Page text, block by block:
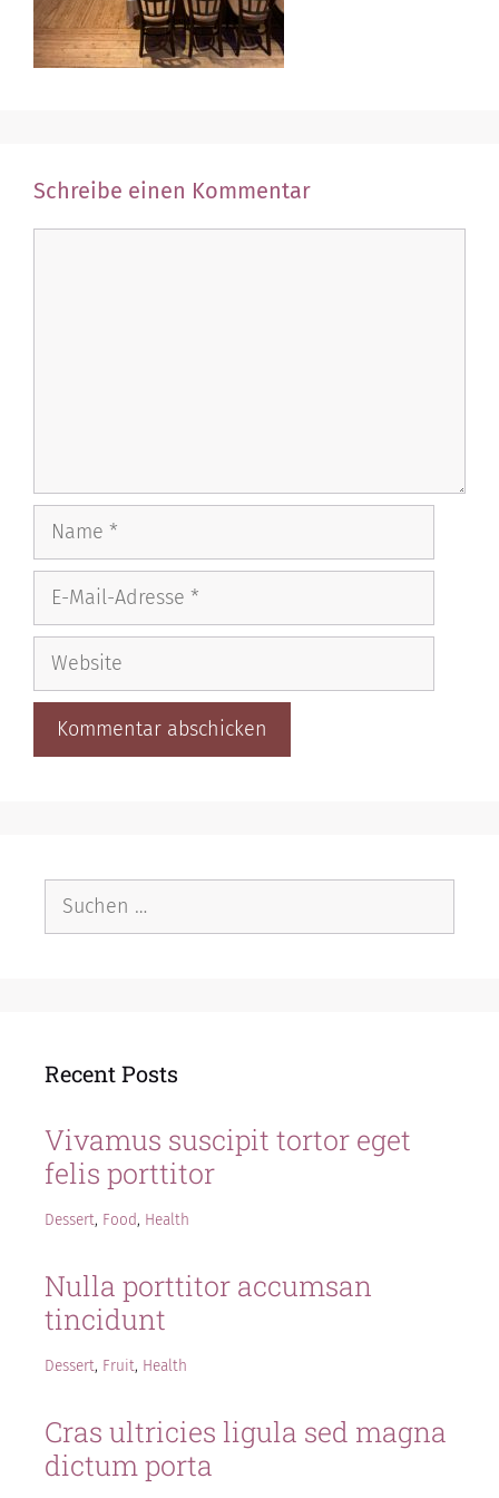
Schreibe einen Kommentar
Name
Adresse
Website
nach:
Recent Posts
Vivamus suscipit tortor eget
felis porttitor
Dessert, Food, Health
Nulla porttitor accumsan
tincidunt
Dessert, Fruit, Health
Cras ultricies ligula sed magna
dictum porta